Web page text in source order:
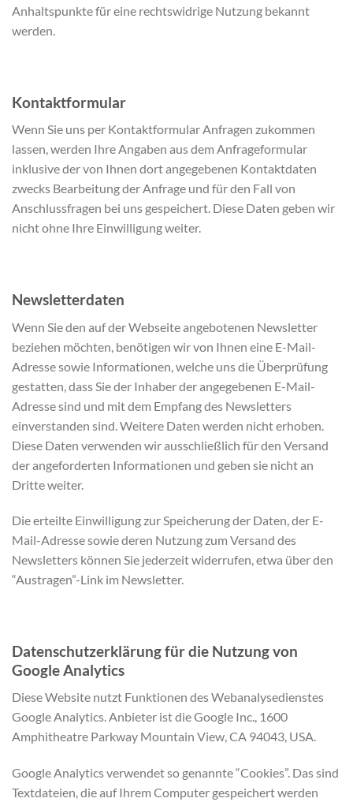
Anhaltspunkte für eine rechtswidrige Nutzung bekannt
werden.
Kontaktformular
Wenn Sie uns per Kontaktformular Anfragen zukommen
lassen, werden Ihre Angaben aus dem Anfrageformular
inklusive der von Ihnen dort angegebenen Kontaktdaten
zwecks Bearbeitung der Anfrage und für den Fall von
Anschlussfragen bei uns gespeichert. Diese Daten geben wir
nicht ohne Ihre Einwilligung weiter.
Newsletterdaten
Wenn Sie den auf der Webseite angebotenen Newsletter
beziehen möchten, benötigen wir von Ihnen eine E-Mail-
Adresse sowie Informationen, welche uns die Überprüfung
gestatten, dass Sie der Inhaber der angegebenen E-Mail-
Adresse sind und mit dem Empfang des Newsletters
einverstanden sind. Weitere Daten werden nicht erhoben.
Diese Daten verwenden wir ausschließlich für den Versand
der angeforderten Informationen und geben sie nicht an
Dritte weiter.
Die erteilte Einwilligung zur Speicherung der Daten, der E-
Mail-Adresse sowie deren Nutzung zum Versand des
Newsletters können Sie jederzeit widerrufen, etwa über den
“Austragen”-Link im Newsletter.
Datenschutzerklärung für die Nutzung von
Google Analytics
Diese Website nutzt Funktionen des Webanalysedienstes
Google Analytics. Anbieter ist die Google Inc., 1600
Amphitheatre Parkway Mountain View, CA 94043, USA.
Google Analytics verwendet so genannte “Cookies”. Das sind
Textdateien, die auf Ihrem Computer gespeichert werden